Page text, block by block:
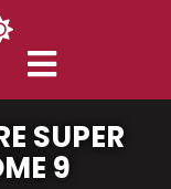
SUPER
9